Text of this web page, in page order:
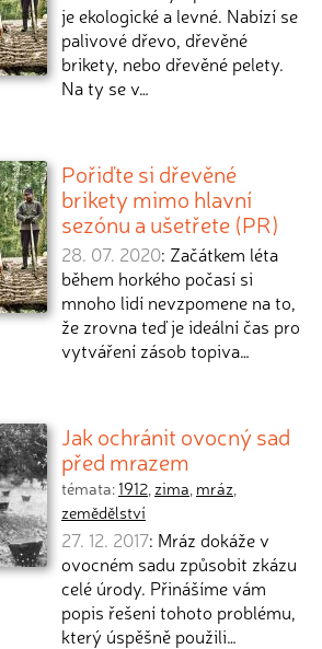
je ekologické a levné. Nabízí se
palivové dřevo, dřevěné
brikety, nebo dřevěné pelety.
Na ty se v…
Pořiďte si dřevěné
brikety mimo hlavní
sezónu a ušetřete (PR)
28. 07. 2020: Začátkem léta
během horkého počasí si
mnoho lidí nevzpomene na to,
že zrovna teď je ideální čas pro
vytváření zásob topiva…
Jak ochránit ovocný sad
před mrazem
témata:1912, zima, mráz,
zemědělství
27. 12. 2017: Mráz dokáže v
ovocném sadu způsobit zkázu
celé úrody. Přinášíme vám
popis řešení tohoto problému,
který úspěšně použili…